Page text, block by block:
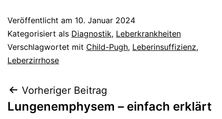
Veröffentlicht am 10. Januar 2024
Kategorisiert als Diagnostik, Leberkrankheiten
Verschlagwortet mit Child-Pugh, Leberinsuffizienz,
Leberzirrhose
Beitragsnavigation
Vorheriger Beitrag
Lungenemphysem – einfach erklärt